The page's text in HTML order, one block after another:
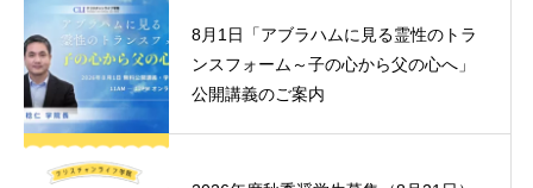
8月1日「アブラハムに見る霊性のトラ
ンスフォーム～子の心から父の心へ」
公開講義のご案内